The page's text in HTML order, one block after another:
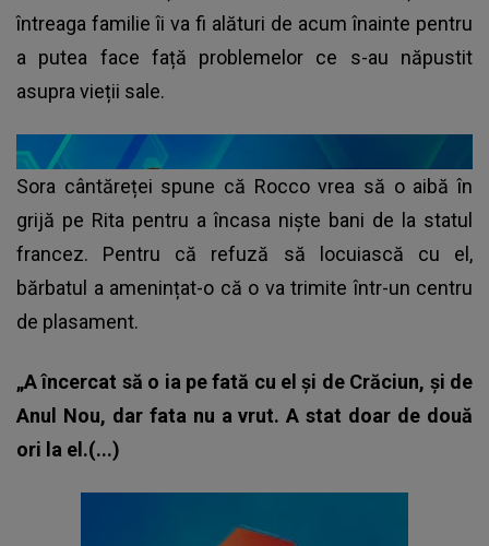
întreaga familie îi va fi alături de acum înainte pentru
a putea face față problemelor ce s-au năpustit
asupra vieții sale.
Sora cântăreței spune că Rocco vrea să o aibă în
grijă pe Rita pentru a încasa niște bani de la statul
francez. Pentru că refuză să locuiască cu el,
bărbatul a amenințat-o că o va trimite într-un centru
de plasament.
„A încercat să o ia pe fată cu el și de Crăciun, și de
Anul Nou, dar fata nu a vrut. A stat doar de două
ori la el.(...)